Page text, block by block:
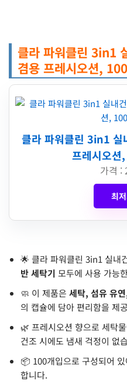
클라 파워클린 3in1
겸용 프레시오션,
클라 파워클린 3in1 실
프레시오
가격 :
최
🌟 클라 파워클린 3in1 실내
반 세탁기 모두에 사용 가능
🧼 이 제품은 세탁, 섬유 유
의 캡슐에 담아 편리함을 제
🌿 프레시오션 향으로 세탁
건조 시에도 냄새 걱정이 없
📦 100개입으로 구성되어 있
합니다.